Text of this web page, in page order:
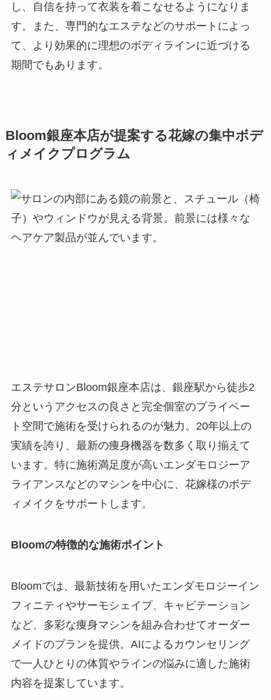
し、自信を持って衣装を着こなせるようになりま
す。また、専門的なエステなどのサポートによっ
て、より効果的に理想のボディラインに近づける
期間でもあります。
Bloom銀座本店が提案する花嫁の集中ボデ
ィメイクプログラム
エステサロンBloom銀座本店は、銀座駅から徒歩2
分というアクセスの良さと完全個室のプライベー
ト空間で施術を受けられるのが魅力。20年以上の
実績を誇り、最新の痩身機器を数多く取り揃えて
います。特に施術満足度が高いエンダモロジーア
ライアンスなどのマシンを中心に、花嫁様のボデ
ィメイクをサポートします。
Bloomの特徴的な施術ポイント
Bloomでは、最新技術を用いたエンダモロジーイン
フィニティやサーモシェイプ、キャビテーション
など、多彩な痩身マシンを組み合わせてオーダー
メイドのプランを提供。AIによるカウンセリング
で一人ひとりの体質やラインの悩みに適した施術
内容を提案しています。